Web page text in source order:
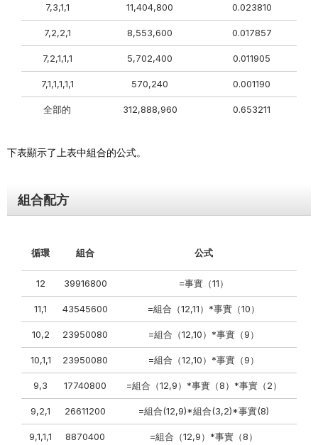
7,3,1,1 11,404,800 0.023810
7,2,2,1 8,553,600 0.017857
7,2,1,1,1 5,702,400 0.011905
7,1,1,1,1,1 570,240 0.001190
全部的 312,888,960 0.653211
下表顯示了上表中組合的公式。
組合配方
循環 組合 公式
12 39916800 =事實（11）
11,1 43545600 =組合（12,11）*事實（10）
10,2 23950080 =組合（12,10）*事實（9）
10,1,1 23950080 =組合（12,10）*事實（9）
9,3 17740800 =組合（12,9）*事實（8）*事實（2）
9,2,1 26611200 =組合(12,9)*組合(3,2)*事實(8)
9,1,1,1 8870400 =組合（12,9）*事實（8）